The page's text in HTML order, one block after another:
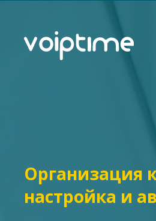
Организация
настройка и